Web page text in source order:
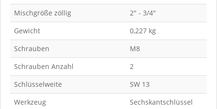
Mischgröße zöllig
2" - 3/4"
Gewicht
0,227 kg
Schrauben
M8
Schrauben Anzahl
2
Schlüsselweite
SW 13
Werkzeug
Sechskantschlüssel